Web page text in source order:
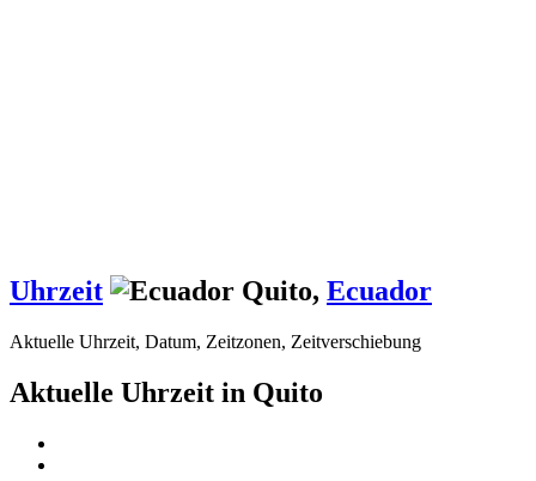
Uhrzeit Quito, Ecuador
Aktuelle Uhrzeit, Datum, Zeitzonen, Zeitverschiebung
Aktuelle Uhrzeit in Quito